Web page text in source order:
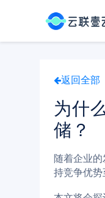
返回全部
为什
储？
随着企业
持竞争优势